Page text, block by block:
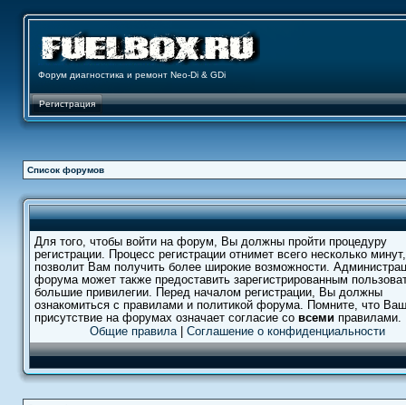
Форум диагностика и ремонт Neo-Di & GDi
Регистрация
Список форумов
Для того, чтобы войти на форум, Вы должны пройти процедуру
регистрации. Процесс регистрации отнимет всего несколько
позволит Вам получить более широкие возможности.
форума может также предоставить зарегистрированным
большие привилегии. Перед началом регистрации, Вы должны
ознакомиться с правилами и политикой форума. Помните, что
присутствие на форумах означает согласие со всеми правилами.
Общие правила| Соглашение о конфиденциальности